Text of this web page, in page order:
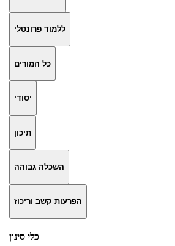
ללמוד פרונטלי
כל המורים
יסודי
תיכון
השכלה גבוהה
הפרעות קשב וריכוז
כלי סינון